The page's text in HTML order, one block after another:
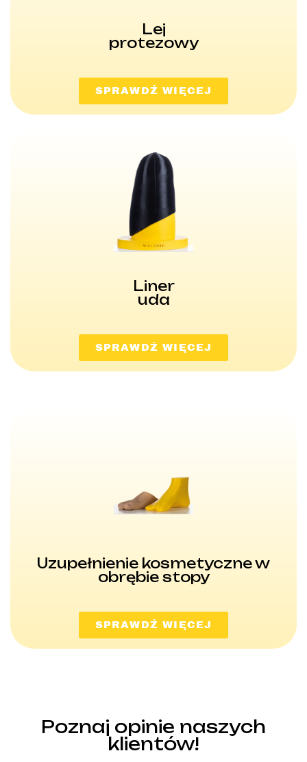
Lej
protezowy
SPRAWDŹ WIĘCEJ
Liner
uda
SPRAWDŹ WIĘCEJ
Uzupełnienie kosmetyczne w
obrębie stopy
SPRAWDŹ WIĘCEJ
Poznaj opinie naszych
klientów!